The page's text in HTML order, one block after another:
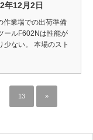
12月2日
作業場での出荷準備
ールF602Nは性能が
少ない。 本場のスト
13 »